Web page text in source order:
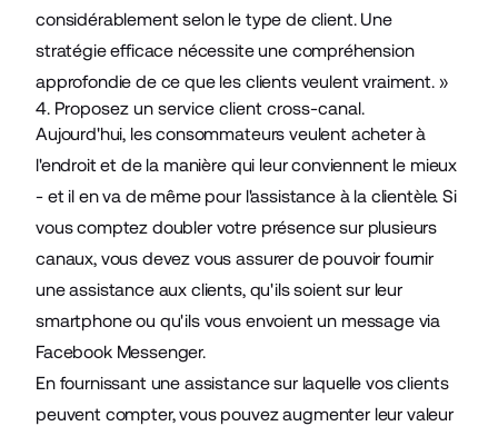
considérablement selon le type de client. Une
stratégie efficace nécessite une compréhension
approfondie de ce que les clients veulent vraiment. »
4. Proposez un service client cross-canal.
Aujourd'hui, les consommateurs veulent acheter à
l'endroit et de la manière qui leur conviennent le mieux
- et il en va de même pour l'assistance à la clientèle. Si
vous comptez doubler votre présence sur plusieurs
canaux, vous devez vous assurer de pouvoir fournir
une assistance aux clients, qu'ils soient sur leur
smartphone ou qu'ils vous envoient un message via
Facebook Messenger.
En fournissant une assistance sur laquelle vos clients
peuvent compter, vous pouvez augmenter leur valeur